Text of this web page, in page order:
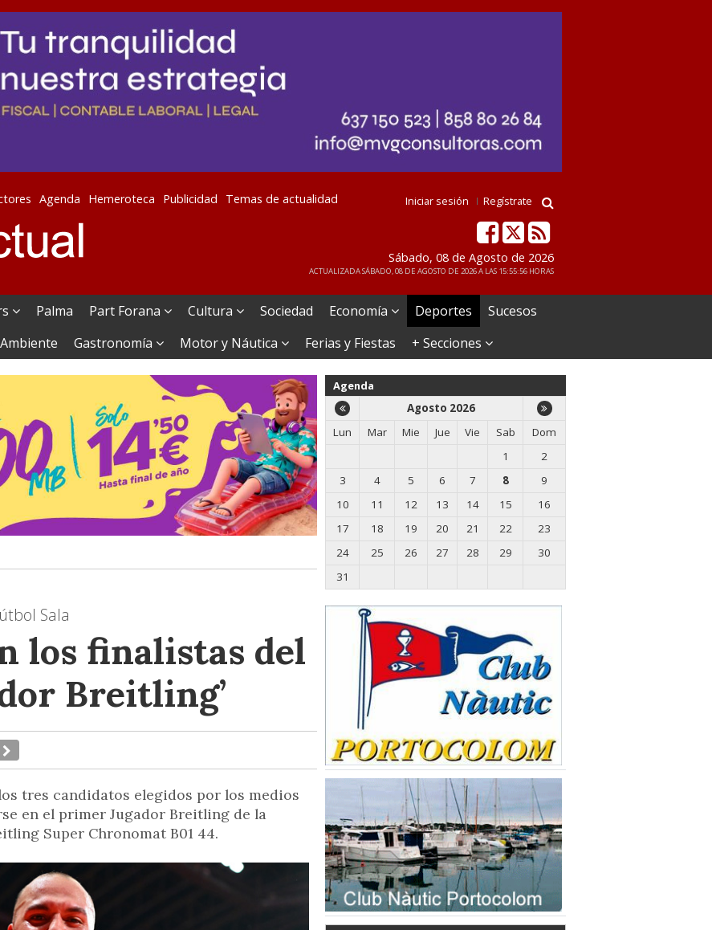
Agenda Hemeroteca Publicidad Temas de actualidad Iniciar sesión Regístrate
Sábado, 08 de Agosto de 2026
ACTUALIZADA SÁBADO, 08 DE AGOSTO DE 2026 A LAS 15:55:56 HORAS
Palma Part Forana Cultura Sociedad Economía Deportes
Sucesos
Gastronomía Motor y Náutica Ferias y Fiestas + Secciones
Sala
los finalistas del
Breitling’
tres candidatos elegidos por los medios
en el primer Jugador Breitling de la
Super Chronomat B01 44.
Agenda
Agosto 2026
Lun
Mar Mie Jue Vie Sab
Dom
1
2
3
4 5 6 7 8
9
10
11 12 13 14 15
16
17
18 19 20 21 22
23
24
25 26 27 28 29
30
31